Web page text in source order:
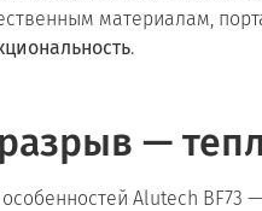
материалам,
.
—
Alutech BF73